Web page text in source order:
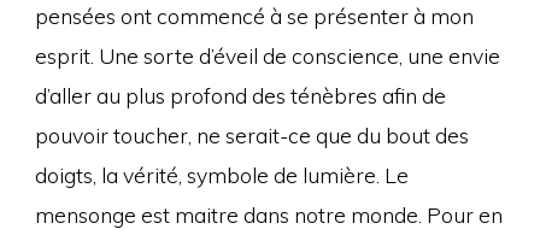
pensées ont commencé à se présenter à mon
esprit. Une sorte d’éveil de conscience, une envie
d’aller au plus profond des ténèbres afin de
pouvoir toucher, ne serait-ce que du bout des
doigts, la vérité, symbole de lumière. Le
mensonge est maitre dans notre monde. Pour en